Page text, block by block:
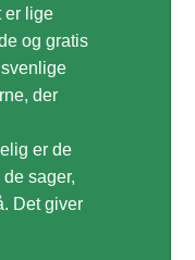
er lige
og gratis
der
er de
sager,
Det giver